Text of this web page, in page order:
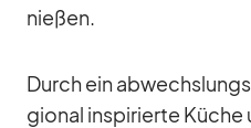
nie­ßen.
Durch ein
gio­nal in­spi­rierte